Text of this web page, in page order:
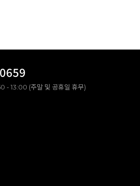
- 13:00 (주말 및 공휴일 휴무)